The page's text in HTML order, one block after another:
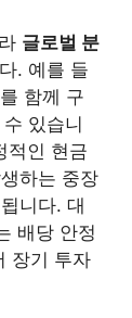
글로벌 분
. 예를 들
함께 구
있습니
적인 현금
하는 중장
니다. 대
배당 안정
장기 투자